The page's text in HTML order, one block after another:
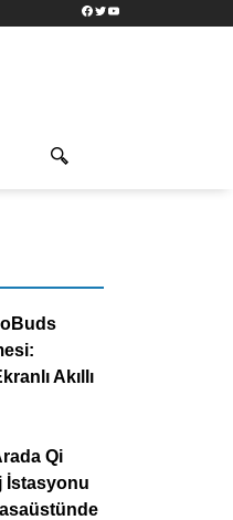
Facebook
TwitterYouTube
Akıllı
Qi
İstasyonu